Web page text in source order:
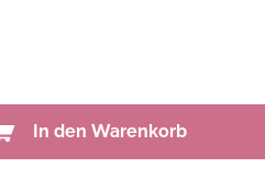
In den Warenkorb